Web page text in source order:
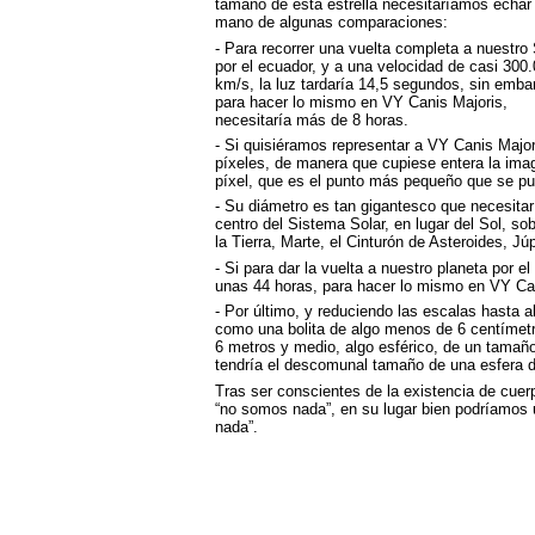
tamaño de esta estrella necesitaríamos echar
mano de algunas comparaciones:
- Para recorrer una vuelta completa a nuestro
por el ecuador, y a una velocidad de casi
km/s, la luz tardaría 14,5 segundos, sin
para hacer lo mismo en VY Canis Majoris,
necesitaría más de 8 horas.
- Si quisiéramos representar a VY Canis
píxeles, de manera que cupiese entera la
píxel, que es el punto más pequeño que se
- Su diámetro es tan gigantesco que
centro del Sistema Solar, en lugar del Sol,
la Tierra, Marte, el Cinturón de Asteroides,
- Si para dar la vuelta a nuestro planeta por
unas 44 horas, para hacer lo mismo en VY
- Por último, y reduciendo las escalas hasta
como una bolita de algo menos de 6
6 metros y medio, algo esférico, de un
tendría el descomunal tamaño de una esfera
Tras ser conscientes de la existencia de
“no somos nada”, en su lugar bien
nada”.